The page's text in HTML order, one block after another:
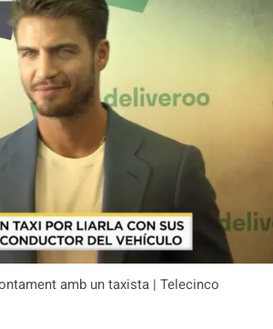
amb un taxista | Telecinco